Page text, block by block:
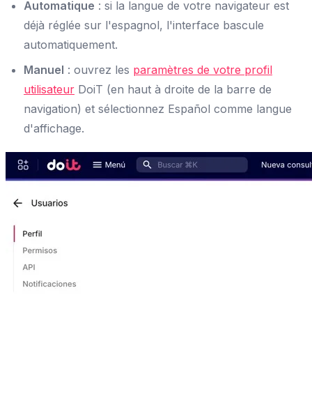
Automatique : si la langue de votre navigateur est
déjà réglée sur l'espagnol, l'interface bascule
automatiquement.
Manuel : ouvrez les paramètres de votre profil
utilisateur DoiT (en haut à droite de la barre de
navigation) et sélectionnez Español comme langue
d'affichage.